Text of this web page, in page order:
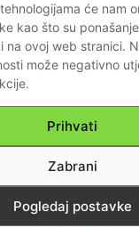
će nam
kao što su
na ovoj web stranici.
može negativno
Prihvati
Zabrani
Pogledaj postavke
o Ratku
kazne tom
23.11.2017